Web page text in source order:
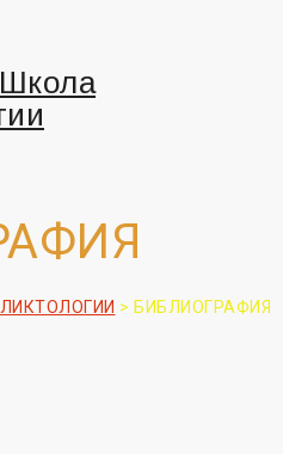
> БИБЛИОГРАФИЯ